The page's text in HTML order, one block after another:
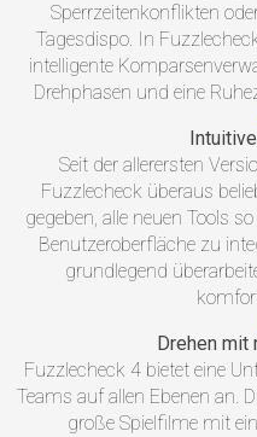
Sperrzeitenkonflikten
Tagesdispo. In
intelligente
Drehphasen und eine
Seit der allerersten
Fuzzlecheck überaus
gegeben, alle neuen Tools
Benutzeroberfläche zu
grundlegend
Drehen mit
Fuzzlecheck 4 bietet eine
Teams auf allen Ebenen an.
große Spielfilme mit